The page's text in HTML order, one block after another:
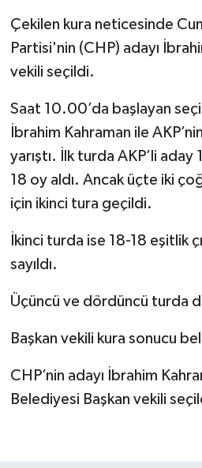
Çekilen kura neticesinde
Partisi'nin (CHP) adayı
vekili seçildi.
Saat 10.00’da başlayan
İbrahim Kahraman ile AKP
yarıştı. İlk turda AKP’li aday
18 oy aldı. Ancak üçte iki
için ikinci tura geçildi.
İkinci turda ise 18-18 eşitlik
sayıldı.
Üçüncü ve dördüncü turda
Başkan vekili kura sonucu
CHP’nin adayı İbrahim
Belediyesi Başkan vekili